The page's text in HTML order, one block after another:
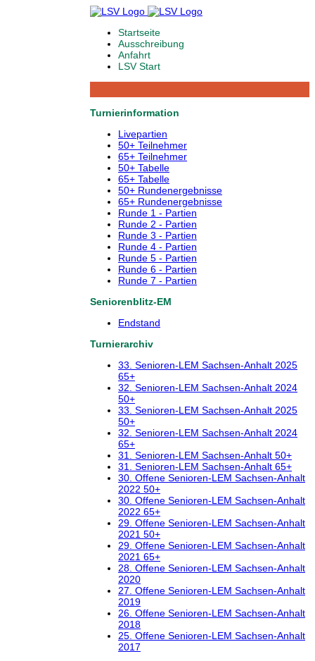
Startseite
Ausschreibung
Anfahrt
LSV Start
Turnierinformation
Livepartien
50+ Teilnehmer
65+ Teilnehmer
50+ Tabelle
65+ Tabelle
50+ Rundenergebnisse
65+ Rundenergebnisse
Runde 1 - Partien
Runde 2 - Partien
Runde 3 - Partien
Runde 4 - Partien
Runde 5 - Partien
Runde 6 - Partien
Runde 7 - Partien
Seniorenblitz-EM
Endstand
Turnierarchiv
33. Senioren-LEM Sachsen-Anhalt 2025
65+
32. Senioren-LEM Sachsen-Anhalt 2024
50+
33. Senioren-LEM Sachsen-Anhalt 2025
50+
32. Senioren-LEM Sachsen-Anhalt 2024
65+
31. Senioren-LEM Sachsen-Anhalt 50+
31. Senioren-LEM Sachsen-Anhalt 65+
30. Offene Senioren-LEM Sachsen-Anhalt
2022 50+
30. Offene Senioren-LEM Sachsen-Anhalt
2022 65+
29. Offene Senioren-LEM Sachsen-Anhalt
2021 50+
29. Offene Senioren-LEM Sachsen-Anhalt
2021 65+
28. Offene Senioren-LEM Sachsen-Anhalt
2020
27. Offene Senioren-LEM Sachsen-Anhalt
2019
26. Offene Senioren-LEM Sachsen-Anhalt
2018
25. Offene Senioren-LEM Sachsen-Anhalt
2017